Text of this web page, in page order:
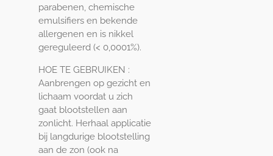
parabenen, chemische
emulsifiers en bekende
allergenen en is nikkel
gereguleerd (< 0,0001%).
HOE TE GEBRUIKEN :
Aanbrengen op gezicht en
lichaam voordat u zich
gaat blootstellen aan
zonlicht. Herhaal applicatie
bij langdurige blootstelling
aan de zon (ook na